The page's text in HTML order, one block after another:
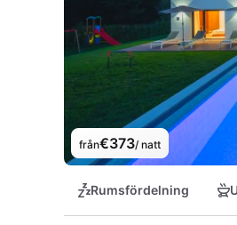
från€373/ natt
Rumsfördelning